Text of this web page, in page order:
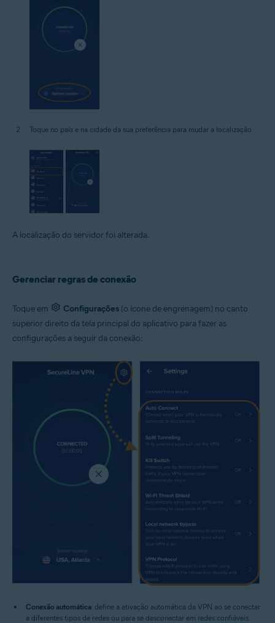
Toque no país e na cidade da sua preferência para mudar a localização.
A localização do servidor foi alterada.
Gerenciar regras de conexão
Toque em Configurações (o ícone de engrenagem) no canto
superior direito da tela principal do aplicativo para fazer as
configurações a seguir da conexão:
Conexão automática: define a ativação automática da VPN ao se conectar
a diferentes tipos de redes ou para se desconectar em redes confiáveis.